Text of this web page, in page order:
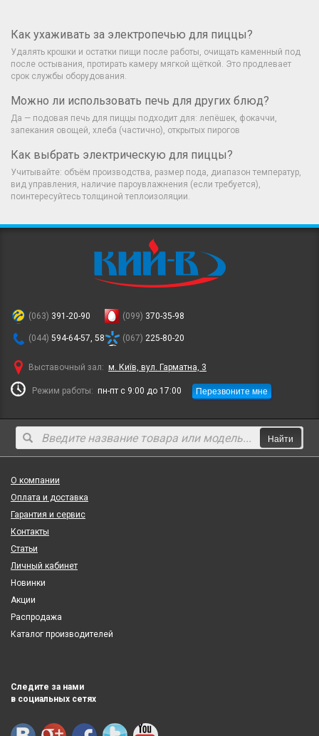
Как ухаживать за электропечью для пиццы?
Удалять крошки и остатки пищи после работы, очищать каменный под
после остывания, протирать камеру мягкой щёткой. Это продлевает
срок службы оборудования.
Можно ли использовать печь для других блюд?
Да — подовая печь для пиццы подходит для: лепёшек, фокаччи,
запекания овощей, хлеба (частично), открытых пирогов
Как выбрать электрическую для пиццы?
Учитывайте: объём производства, размер пода, диапазон температур,
вид управления, наличие пароувлажнения (если требуется),
поинтересуйтесь толщиной теплоизоляции.
(063) 391-20-90
(044) 594-64-57, 58
(099) 370-35-98
(067) 225-80-20
Выставочный зал: м. Київ, вул. Гарматна, 3
Режим работы: пн-пт с 9:00 до 17:00 Перезвоните мне
Найти
О компании
Оплата и доставка
Гарантия и сервис
Контакты
Статьи
Личный кабинет
Новинки
Акции
Распродажа
Каталог производителей
Следите за нами
в социальных сетях